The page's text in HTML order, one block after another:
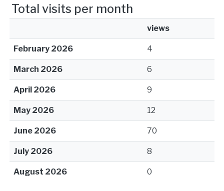
Total visits per month
views
February 2026 4
March 2026 6
April 2026 9
May 2026 12
June 2026 70
July 2026 8
August 2026 0